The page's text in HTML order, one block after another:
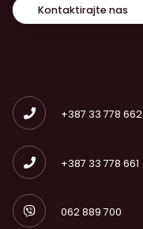
Kontaktirajte nas
+387 33 778 662
+387 33 778 661
062 889 700